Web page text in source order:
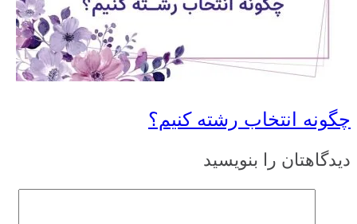
چگونه انتخاب رشته کنیم؟
دیدگاهتان را بنویسید